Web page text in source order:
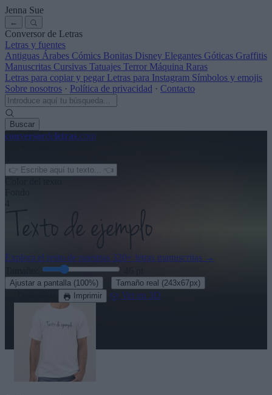
Jenna Sue
←
Conversor de Letras
Letras y fuentes
Antiguas Árabes Cómics Bonitas Disney Elegantes Góticas Graffitis
Manuscritas Cursivas Tatuajes Terror Máquina Raras
Letras para copiar y pegar Letras para Instagram Símbolos y emojis
Sobre nosotros · Política de privacidad · Contacto
Buscar
conversordeletras.com
Explora el resto de nuestras 320+ letras manuscritas →
Ajustar a pantalla (100%) Tamaño real (243x67px)
Imprimir Ver en 3D